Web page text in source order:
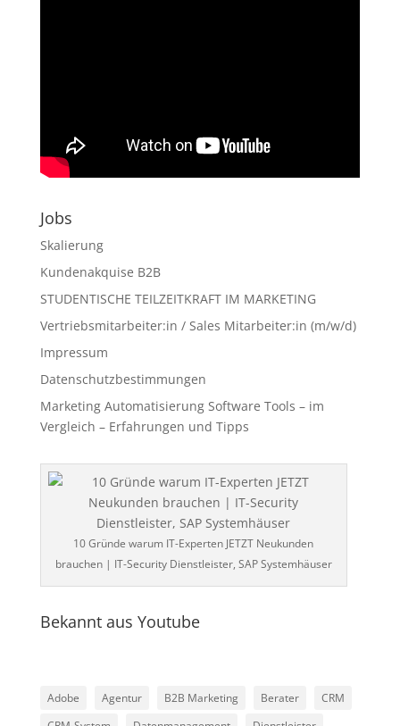
Jobs
Skalierung
Kundenakquise B2B
STUDENTISCHE TEILZEITKRAFT IM MARKETING
Vertriebsmitarbeiter:in / Sales Mitarbeiter:in (m/w/d)
Impressum
Datenschutzbestimmungen
Marketing Automatisierung Software Tools – im
Vergleich – Erfahrungen und Tipps
10 Gründe warum IT-Experten JETZT Neukunden
brauchen | IT-Security Dienstleister, SAP Systemhäuser
Bekannt aus Youtube
Adobe Agentur B2B Marketing Berater
CRM